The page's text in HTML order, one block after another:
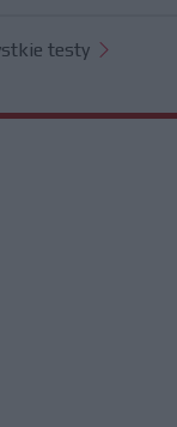
testy